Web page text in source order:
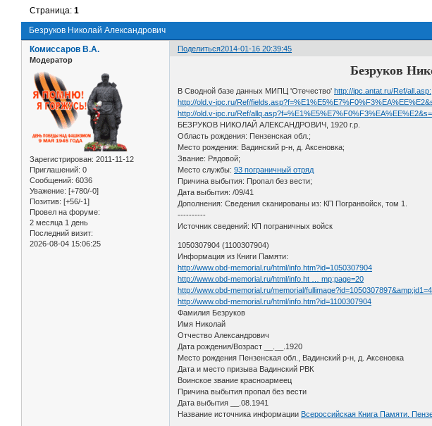
Безруков Николай Александрович
Страница:1
Поделиться2014-01-16 20:39:45
Комиссаров В.А.
Модератор
Зарегистрирован: 2011-11-12
Приглашений: 0
Сообщений: 6036
Уважение: [+780/-0]
Позитив: [+56/-1]
Провел на форуме:
2 месяца 1 день
Последний визит:
2026-08-04 15:06:25
Безруков
В Сводной базе данных МИПЦ 'Отечество'http://ipc.antat.ru/Ref/all.asp:
http://old.v-ipc.ru/Ref/
http://old.v-ipc.ru/Ref/
БЕЗРУКОВ НИКОЛАЙ АЛЕКСАНДРОВИЧ, 1920 г.р.
Область рождения: Пензенская обл.;
Место рождения: Вадинский р-н, д. Аксеновка;
Звание: Рядовой;
Место службы:93 пограничный отряд
Причина выбытия: Пропал без вести;
Дата выбытия: /09/41
Дополнения: Сведения сканированы из: КП Погранвойск, том 1.
----------
Источник сведений: КП пограничных войск
1050307904 (1100307904)
Информация из Книги Памяти:
http://www.obd-memorial.ru/html/info.htm?id=1050307904
http://www.obd-memorial.ru/html/info.ht … mp;page=20
http://www.obd-memorial.ru/memorial/
http://www.obd-memorial.ru/html/info.htm?id=1100307904
Фамилия Безруков
Имя Николай
Отчество Александрович
Дата рождения/Возраст __.__.1920
Место рождения Пензенская обл., Вадинский р-н, д. Аксеновка
Дата и место призыва Вадинский РВК
Воинское звание красноармеец
Причина выбытия пропал без вести
Дата выбытия __.08.1941
Название источника информации Всероссийская Книга Памяти.